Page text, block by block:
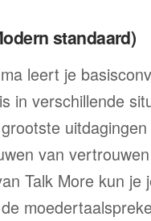
standaard)
leert je
in verschillende
van
Talk More kun je